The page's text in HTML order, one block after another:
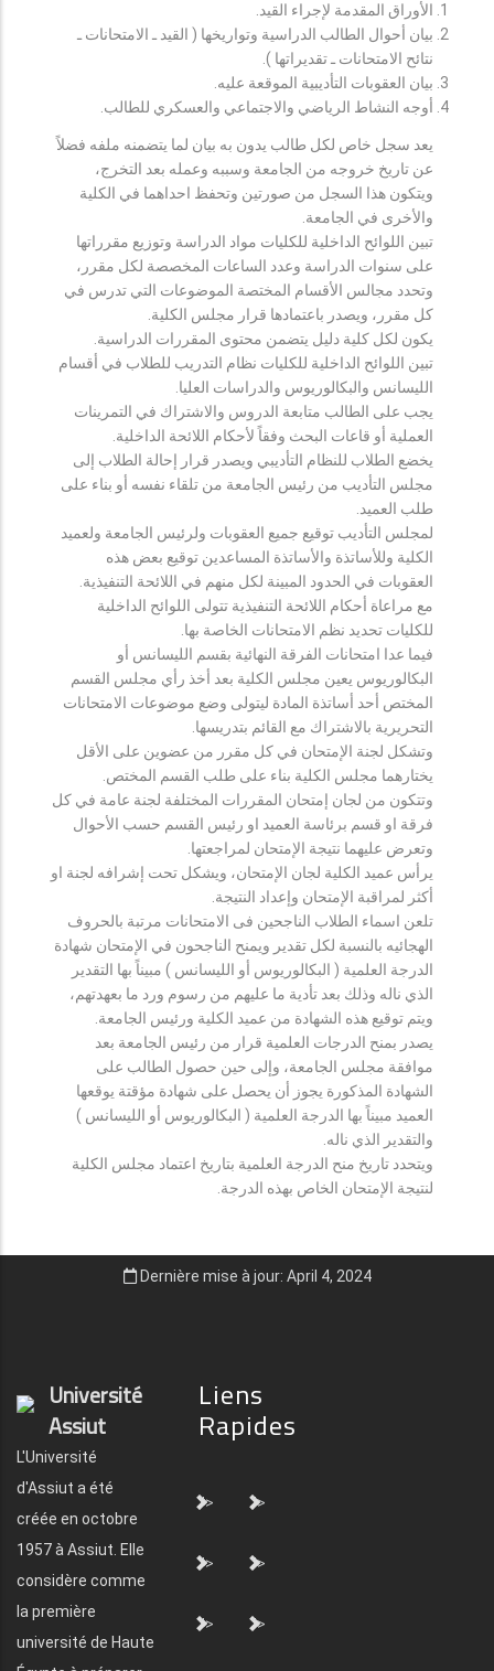
الأوراق المقدمة لإجراء القيد.
بيان أحوال الطالب الدراسية وتواريخها ( القيد ـ الامتحانات ـ
نتائح الامتحانات ـ تقديراتها ).
بيان العقوبات التأديبية الموقعة عليه.
أوجه النشاط الرياضي والاجتماعي والعسكري للطالب.
يعد سجل خاص لكل طالب يدون به بيان لما يتضمنه ملفه فضلاً
عن تاريخ خروجه من الجامعة وسببه وعمله بعد التخرج،
ويتكون هذا السجل من صورتين وتحفظ احداهما في الكلية
والأخرى في الجامعة.
تبين اللوائح الداخلية للكليات مواد الدراسة وتوزيع مقرراتها
على سنوات الدراسة وعدد الساعات المخصصة لكل مقرر،
وتحدد مجالس الأقسام المختصة الموضوعات التي تدرس في
كل مقرر، ويصدر باعتمادها قرار مجلس الكلية.
يكون لكل كلية دليل يتضمن محتوى المقررات الدراسية.
تبين اللوائح الداخلية للكليات نظام التدريب للطلاب في أقسام
الليسانس والبكالوريوس والدراسات العليا.
يجب على الطالب متابعة الدروس والاشتراك في التمرينات
العملية أو قاعات البحث وفقاً لأحكام اللائحة الداخلية.
يخضع الطلاب للنظام التأديبي ويصدر قرار إحالة الطلاب إلى
مجلس التأديب من رئيس الجامعة من تلقاء نفسه أو بناء على
طلب العميد.
لمجلس التأديب توقيع جميع العقوبات ولرئيس الجامعة ولعميد
الكلية وللأساتذة والأساتذة المساعدين توقيع بعض هذه
العقوبات في الحدود المبينة لكل منهم في اللائحة التنفيذية.
مع مراعاة أحكام اللائحة التنفيذية تتولى اللوائح الداخلية
للكليات تحديد نظم الامتحانات الخاصة بها.
فيما عدا امتحانات الفرقة النهائية بقسم الليسانس أو
البكالوريوس يعين مجلس الكلية بعد أخذ رأي مجلس القسم
المختص أحد أساتذة المادة ليتولى وضع موضوعات الامتحانات
التحريرية بالاشتراك مع القائم بتدريسها.
وتشكل لجنة الإمتحان في كل مقرر من عضوين على الأقل
يختارهما مجلس الكلية بناء على طلب القسم المختص.
وتتكون من لجان إمتحان المقررات المختلفة لجنة عامة في كل
فرقة او قسم برئاسة العميد او رئيس القسم حسب الأحوال
وتعرض عليهما نتيجة الإمتحان لمراجعتها.
يرأس عميد الكلية لجان الإمتحان، ويشكل تحت إشرافه لجنة او
أكثر لمراقبة الإمتحان وإعداد النتيجة.
تلعن اسماء الطلاب الناجحين فى الامتحانات مرتبة بالحروف
الهجائيه بالنسبة لكل تقدير ويمنح الناجحون في الإمتحان شهادة
الدرجة العلمية ( البكالوريوس أو الليسانس ) مبيناً بها التقدير
الذي ناله وذلك بعد تأدية ما عليهم من رسوم ورد ما بعهدتهم،
ويتم توقيع هذه الشهادة من عميد الكلية ورئيس الجامعة.
يصدر بمنح الدرجات العلمية قرار من رئيس الجامعة بعد
موافقة مجلس الجامعة، وإلى حين حصول الطالب على
الشهادة المذكورة يجوز أن يحصل على شهادة مؤقتة يوقعها
العميد مبيناً بها الدرجة العلمية ( البكالوريوس أو الليسانس )
والتقدير الذي ناله.
ويتحدد تاريخ منح الدرجة العلمية بتاريخ اعتماد مجلس الكلية
لنتيجة الإمتحان الخاص بهذه الدرجة.
Dernière mise à jour: April 4, 2024
Université
Assiut
L'Université
d'Assiut a été
créée en octobre
1957 à Assiut. Elle
considère comme
la première
université de Haute
Liens
Rapides
"> ">
"> ">
"> ">